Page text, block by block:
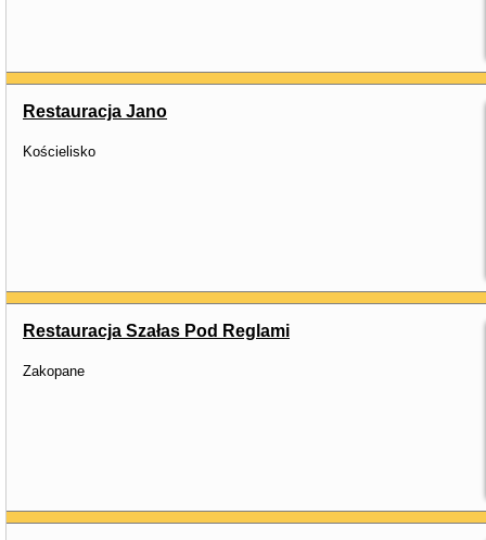
Restauracja Jano
Kościelisko
Restauracja Szałas Pod Reglami
Zakopane